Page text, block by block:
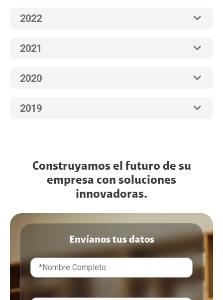
2022
2021
2020
2019
Construyamos el futuro de su
empresa con soluciones
innovadoras.
Envíanos tus datos